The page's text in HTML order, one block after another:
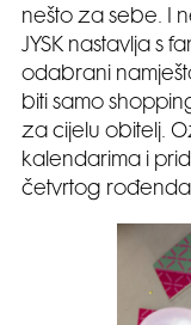
nešto za sebe. I
JYSK nastavlja s
odabrani
biti samo
za cijelu obitelj.
kalendarima i
četvrtog